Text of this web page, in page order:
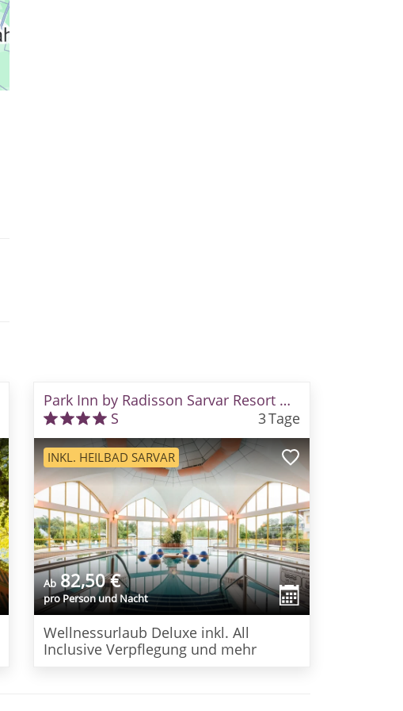
Park Inn by Radisson Sarvar Resort & Spa
S
3Tage
INKL. HEILBAD SARVAR
Ab 82,50 €
pro Person und Nacht
Wellnessurlaub Deluxe inkl. All
Inclusive Verpflegung und mehr